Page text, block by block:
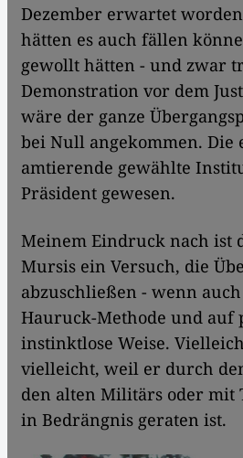
Dezember erwartet
hätten es auch fällen
gewollt hätten - und zwar
Demonstration vor dem
wäre der ganze
bei Null angekommen. Die
amtierende gewählte
Präsident gewesen.
Meinem Eindruck nach ist
Mursis ein Versuch, die
abzuschließen - wenn
Hauruck-Methode und auf
instinktlose Weise.
vielleicht, weil er durch
den alten Militärs oder mit
in Bedrängnis geraten ist.